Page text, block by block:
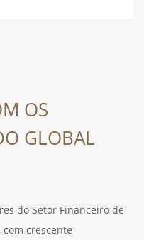
OS
GLOBAL
do Setor Financeiro de
crescente